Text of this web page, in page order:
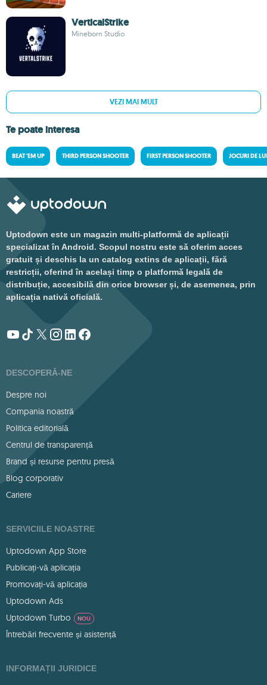
VerticalStrike
Mineborn Studio
VEZI MAI MULT
Te poate interesa
BEAT 'EM UP THIRD PERSON SHOOTER FIRST PERSON SHOOTER JOCURI DE
Uptodown este un magazin multi-platformă de aplicații
specializat în Android. Scopul nostru este să oferim acces
gratuit și deschis la un catalog extins de aplicații, fără
restricții, oferind în același timp o platformă legală de
distribuție, accesibilă din orice browser și, de asemenea, prin
aplicația nativă oficială.
DESCOPERĂ-NE
Despre noi
Compania noastră
Politica editorială
Centrul de transparență
Brand și resurse pentru presă
Blog corporativ
Cariere
SERVICIILE NOASTRE
Uptodown App Store
Publicați-vă aplicația
Promovați-vă aplicația
Uptodown Ads
Uptodown Turbo
NOU
Întrebări frecvente și asistență
INFORMAȚII JURIDICE